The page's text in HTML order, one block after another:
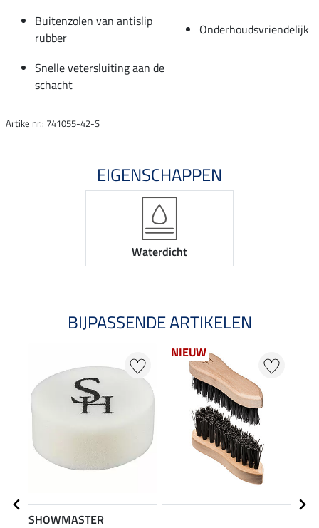
Buitenzolen van antislip
rubber
Onderhoudsvriendelijk
Snelle vetersluiting aan de
schacht
Artikelnr.: 741055-42-S
EIGENSCHAPPEN
Waterdicht
BIJPASSENDE ARTIKELEN
SHOWMASTER
NIEUW